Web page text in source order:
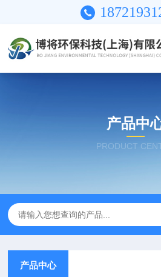
产品中
PRODUCT
产品中心